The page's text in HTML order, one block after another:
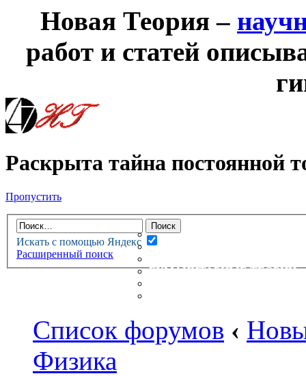
Новая Теория –
работ и статей
Раскрыта тайна постоянной
Пропустить
Искать с помощью Яндекс
Расширенный поиск
НОВАЯ ТЕОРИЯФОРУМ
НОВЫЕ СООБЩЕНИЯ
НЕПРОЧИТАННЫЕ
ГУМАНИТАРНЫЕ ТЕОРИИ
Список форумов ‹
Физика